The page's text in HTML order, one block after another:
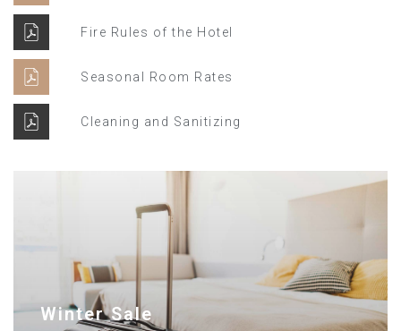
Fire Rules of the Hotel
Seasonal Room Rates
Cleaning and Sanitizing
Winter Sale